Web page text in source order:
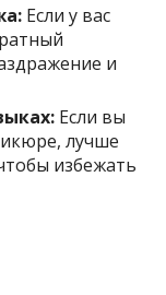
Если у вас
и
Если вы
лучше
избежать